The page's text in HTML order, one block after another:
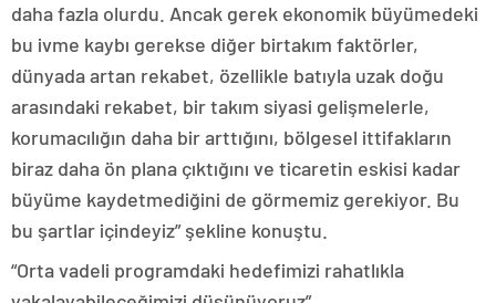
daha fazla olurdu. Ancak gerek ekonomik büyümedeki
bu ivme kaybı gerekse diğer birtakım faktörler,
dünyada artan rekabet, özellikle batıyla uzak doğu
arasındaki rekabet, bir takım siyasi gelişmelerle,
korumacılığın daha bir arttığını, bölgesel ittifakların
biraz daha ön plana çıktığını ve ticaretin eskisi kadar
büyüme kaydetmediğini de görmemiz gerekiyor. Bu
bu şartlar içindeyiz” şekline konuştu.
“Orta vadeli programdaki hedefimizi rahatlıkla